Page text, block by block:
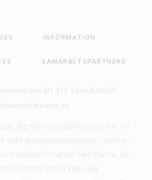
INFORMATION
SAMARBETSPARTNERS
dig Klarnas betalmetoder kan vi i
dela dina personuppgifter i form av
orderinformation med Klarna, för
bedöma om du kan välja